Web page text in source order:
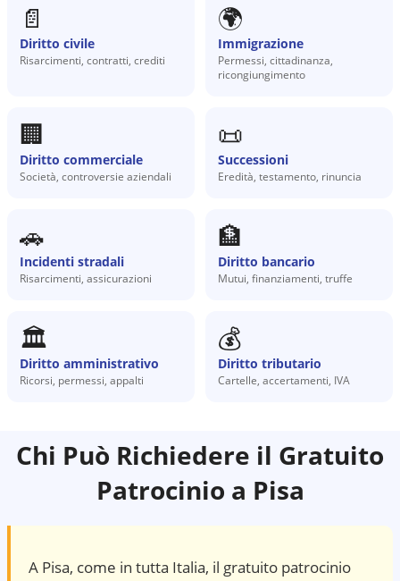
📄
Diritto civile
Risarcimenti, contratti, crediti
🌍
Immigrazione
Permessi, cittadinanza,
ricongiungimento
🏢
Diritto commerciale
Società, controversie aziendali
📜
Successioni
Eredità, testamento, rinuncia
🚗
Incidenti stradali
Risarcimenti, assicurazioni
🏦
Diritto bancario
Mutui, finanziamenti, truffe
🏛️
Diritto amministrativo
Ricorsi, permessi, appalti
💰
Diritto tributario
Cartelle, accertamenti, IVA
Chi Può Richiedere il Gratuito
Patrocinio a Pisa
A Pisa, come in tutta Italia, il gratuito patrocinio